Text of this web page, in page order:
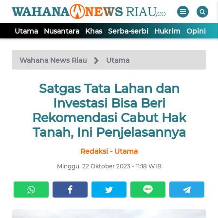
Utama Nusantara Khas Serba-serbi Hukrim Opini
Wahana News Riau Utama
Satgas Tata Lahan dan
Investasi Bisa Beri
Rekomendasi Cabut Hak
Tanah, Ini Penjelasannya
Redaksi - Utama
Minggu, 22 Oktober 2023 - 11:18 WIB
TV
Tutup
NUSANTARA
SERBI